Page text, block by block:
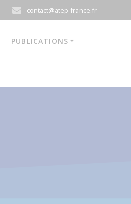
contact@atep-france.fr
PUBLICATIONS